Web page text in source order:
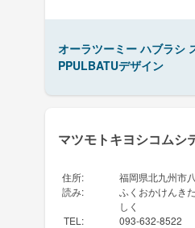
オーラツーミー ハブラシ
PPULBATUデザイン
マツモトキヨシコムシ
住所:
福岡県北九州市
読み:
ふくおかけんき
しく
TEL : 093-632-8522